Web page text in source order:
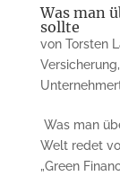
Was man
sollte
von Torsten
Versicherung,
Was man
Welt redet
„Green